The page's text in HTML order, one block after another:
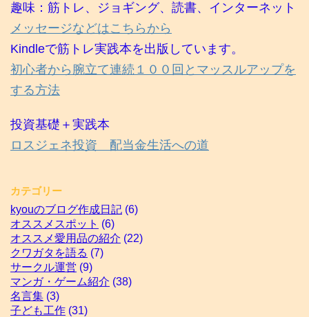
趣味：筋トレ、ジョギング、読書、インターネット
メッセージなどはこちらから
Kindleで筋トレ実践本を出版しています。
初心者から腕立て連続１００回とマッスルアップを
する方法
投資基礎＋実践本
ロスジェネ投資 配当金生活への道
カテゴリー
kyouのブログ作成日記 (6)
オススメスポット (6)
オススメ愛用品の紹介 (22)
クワガタを語る (7)
サークル運営 (9)
マンガ・ゲーム紹介 (38)
名言集 (3)
子ども工作 (31)